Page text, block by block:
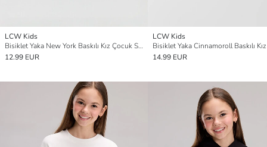
LCW Kids
Bisiklet Yaka New York Baskılı Kız Çocuk Sweatshirt
12.99 EUR
LCW Kids
14.99 EUR